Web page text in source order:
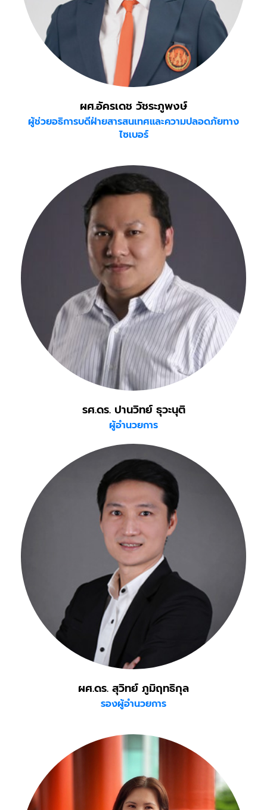
ผศ.อัครเดช วัชระภูพงษ์
ผู้ช่วยอธิการบดีฝ่ายสารสนเทศและความปลอดภัยทาง
ไซเบอร์
รศ.ดร. ปานวิทย์ ธุวะนุติ
ผู้อำนวยการ
ผศ.ดร. สุวิทย์ ภูมิฤทธิกุล
รองผู้อำนวยการ